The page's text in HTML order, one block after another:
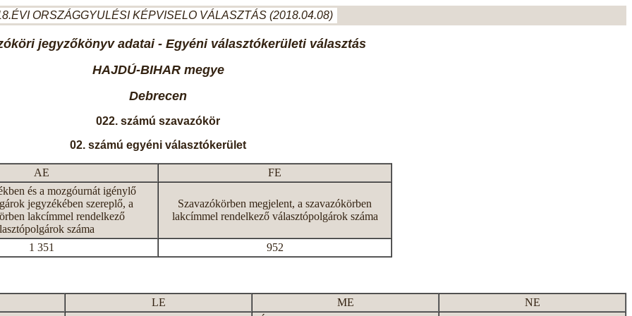
ORSZÁGGYULÉSI KÉPVISELO VÁLASZTÁS (2018.04.08)
jegyzőkönyv adatai - Egyéni választókerületi választás
HAJDÚ-BIHAR megye
Debrecen
022. számú szavazókör
02. számú egyéni választókerület
AE
FE
és a mozgóurnát igénylő
jegyzékében szereplő, a
lakcímmel rendelkező
száma
Szavazókörben megjelent, a szavazókörben
lakcímmel rendelkező választópolgárok száma
1 351 952
LE ME
NE